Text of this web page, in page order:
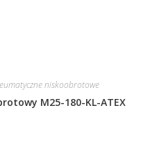
niskoobrotowe
M25-180-KL-ATEX